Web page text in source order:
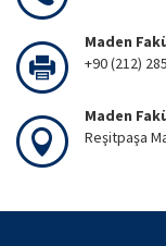
Maden
+90 (212)
Maden
Reşitpaşa